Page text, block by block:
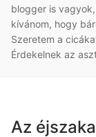
blogger is
kívánom, hogy
Szeretem a
Érdekelnek az
Az